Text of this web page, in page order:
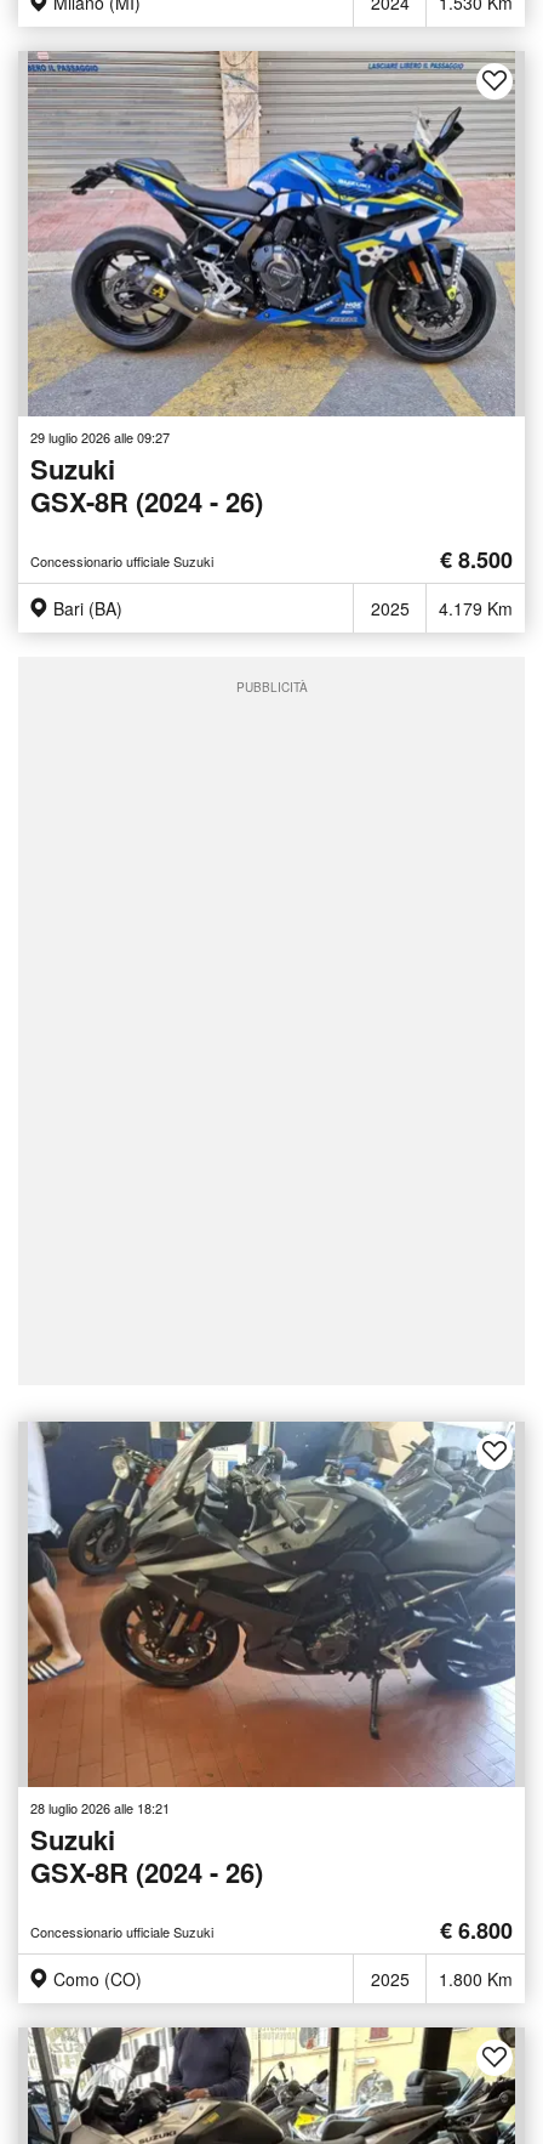
29 luglio 2026 alle 09:27
Suzuki
GSX-8R (2024 - 26)
Concessionario ufficiale Suzuki € 8.500
Bari (BA) 2025 4.179 Km
PUBBLICITÀ
28 luglio 2026 alle 18:21
Suzuki
GSX-8R (2024 - 26)
Concessionario ufficiale Suzuki € 6.800
Como (CO) 2025 1.800 Km